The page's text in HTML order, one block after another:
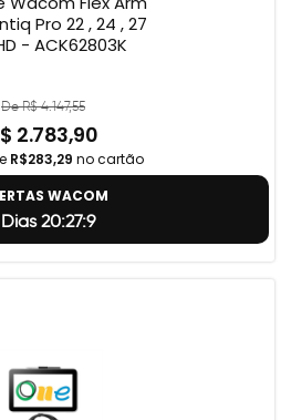
Pro 22 , 24 , 27
- ACK62803K
De R$ 4.147,55
2.783,90
R$283,29 no cartão
WACOM
Dias 20:27:8